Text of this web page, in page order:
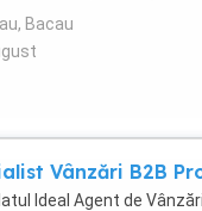
și solicităm seriozitate. ...
Bacau
Vânzări B2B
Ideal Agent de